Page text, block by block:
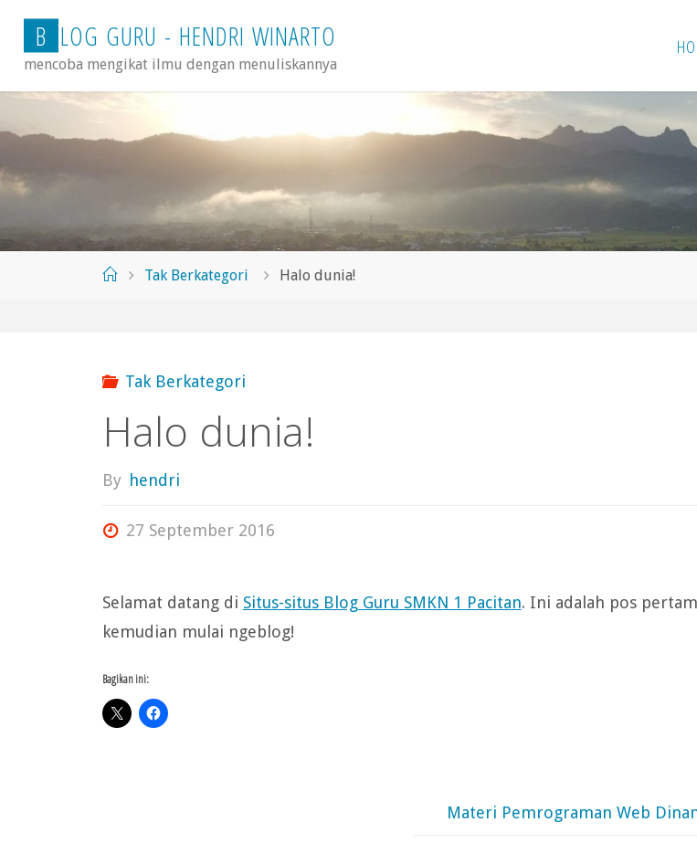
content
B LOG GURU - HENDRI WINARTO
mencoba mengikat ilmu dengan menuliskannya
HomeTak Berkategori Halo dunia!
Tak Berkategori
Halo dunia!
By hendri
27 September 2016
Selamat datang di Situs-situs Blog Guru SMKN 1 Pacitan. Ini adalah pos
kemudian mulai ngeblog!
Bagikan ini:
Materi Pemrograman Web